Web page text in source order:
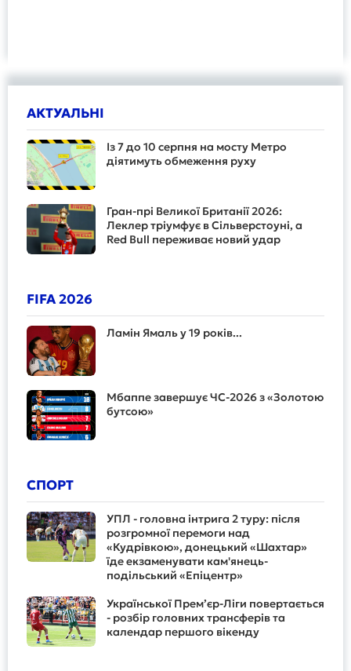
АКТУАЛЬНІ
Із 7 до 10 серпня на мосту Метро
діятимуть обмеження руху
Гран-прі Великої Британії 2026:
Леклер тріумфує в Сільверстоуні, а
Red Bull переживає новий удар
FIFA 2026
Ламін Ямаль у 19 років...
Мбаппе завершує ЧС-2026 з «Золотою
бутсою»
СПОРТ
УПЛ - головна інтрига 2 туру: після
розгромної перемоги над
«Кудрівкою», донецький «Шахтар»
їде екзаменувати кам'янець-
подільський «Епіцентр»
Української Прем’єр-Ліги повертається
- розбір головних трансферів та
календар першого вікенду